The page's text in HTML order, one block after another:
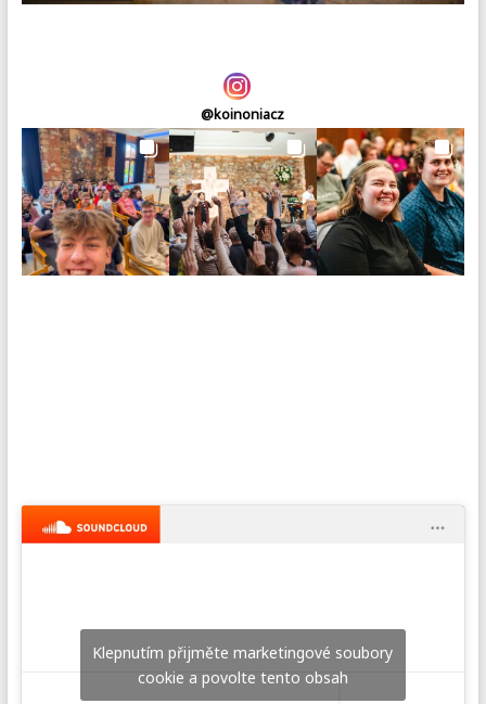
@koinoniacz
Klepnutím přijměte marketingové soubory
cookie a povolte tento obsah